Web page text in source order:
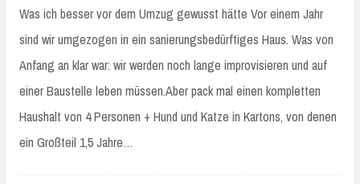
Was ich besser vor dem Umzug gewusst hätte Vor einem Jahr
sind wir umgezogen in ein sanierungsbedürftiges Haus. Was von
Anfang an klar war: wir werden noch lange improvisieren und auf
einer Baustelle leben müssen.Aber pack mal einen kompletten
Haushalt von 4 Personen + Hund und Katze in Kartons, von denen
ein Großteil 1,5 Jahre…